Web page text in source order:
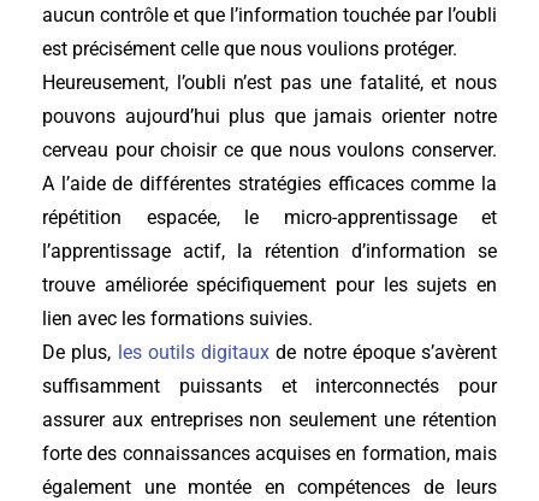
aucun contrôle et que l’information touchée par l’oubli
est précisément celle que nous voulions protéger.
Heureusement, l’oubli n’est pas une fatalité, et nous
pouvons aujourd’hui plus que jamais orienter notre
cerveau pour choisir ce que nous voulons conserver.
A l’aide de différentes stratégies efficaces comme la
répétition espacée, le micro-apprentissage et
l’apprentissage actif, la rétention d’information se
trouve améliorée spécifiquement pour les sujets en
lien avec les formations suivies.
De plus, les outils digitaux de notre époque s’avèrent
suffisamment puissants et interconnectés pour
assurer aux entreprises non seulement une rétention
forte des connaissances acquises en formation, mais
également une montée en compétences de leurs